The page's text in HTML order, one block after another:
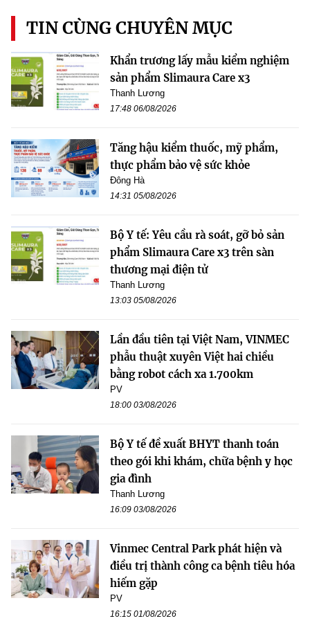
TIN CÙNG CHUYÊN MỤC
Khẩn trương lấy mẫu kiểm nghiệm
sản phẩm Slimaura Care x3
Thanh Lương
17:48 06/08/2026
Tăng hậu kiểm thuốc, mỹ phẩm,
thực phẩm bảo vệ sức khỏe
Đông Hà
14:31 05/08/2026
Bộ Y tế: Yêu cầu rà soát, gỡ bỏ sản
phẩm Slimaura Care x3 trên sàn
thương mại điện tử
Thanh Lương
13:03 05/08/2026
Lần đầu tiên tại Việt Nam, VINMEC
phẫu thuật xuyên Việt hai chiều
bằng robot cách xa 1.700km
PV
18:00 03/08/2026
Bộ Y tế đề xuất BHYT thanh toán
theo gói khi khám, chữa bệnh y học
gia đình
Thanh Lương
16:09 03/08/2026
Vinmec Central Park phát hiện và
điều trị thành công ca bệnh tiêu hóa
hiếm gặp
PV
16:15 01/08/2026